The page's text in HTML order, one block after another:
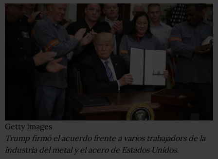
Getty Images
Trump firmó el acuerdo frente a varios trabajadors de la
industria del metal y el acero de Estados Unidos.